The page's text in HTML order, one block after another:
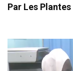
Par Les Plantes